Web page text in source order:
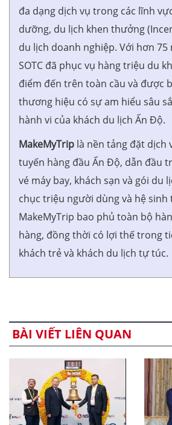
đa dạng dịch vụ trong các lĩnh
dưỡng, du lịch khen thưởng
du lịch doanh nghiệp. Với hơn
SOTC đã phục vụ hàng triệu du
điểm đến trên toàn cầu và được
thương hiệu có sự am hiểu sâu
hành vi của khách du lịch Ấn Độ.
MakeMyTrip là nền tảng đặt dịch
tuyến hàng đầu Ấn Độ, dẫn đầu
vé máy bay, khách sạn và gói du
chục triệu người dùng và hệ sinh
MakeMyTrip bao phủ toàn bộ
hàng, đồng thời có lợi thế trong
khách trẻ và khách du lịch tự túc.
BÀI VIẾT LIÊN QUAN